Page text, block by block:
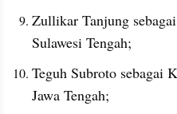
Zullikar Tanjung
Sulawesi Tengah;
Teguh Subroto sebagai
Jawa Tengah;